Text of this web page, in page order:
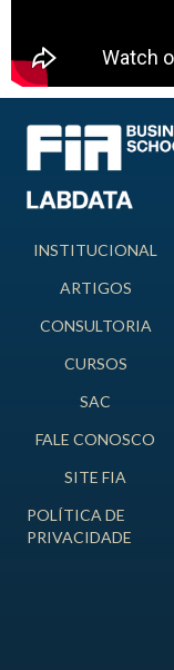
INSTITUCIONAL
ARTIGOS
CONSULTORIA
CURSOS
SAC
FALE CONOSCO
SITE FIA
POLÍTICA DE
PRIVACIDADE